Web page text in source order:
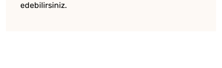
edebilirsiniz.